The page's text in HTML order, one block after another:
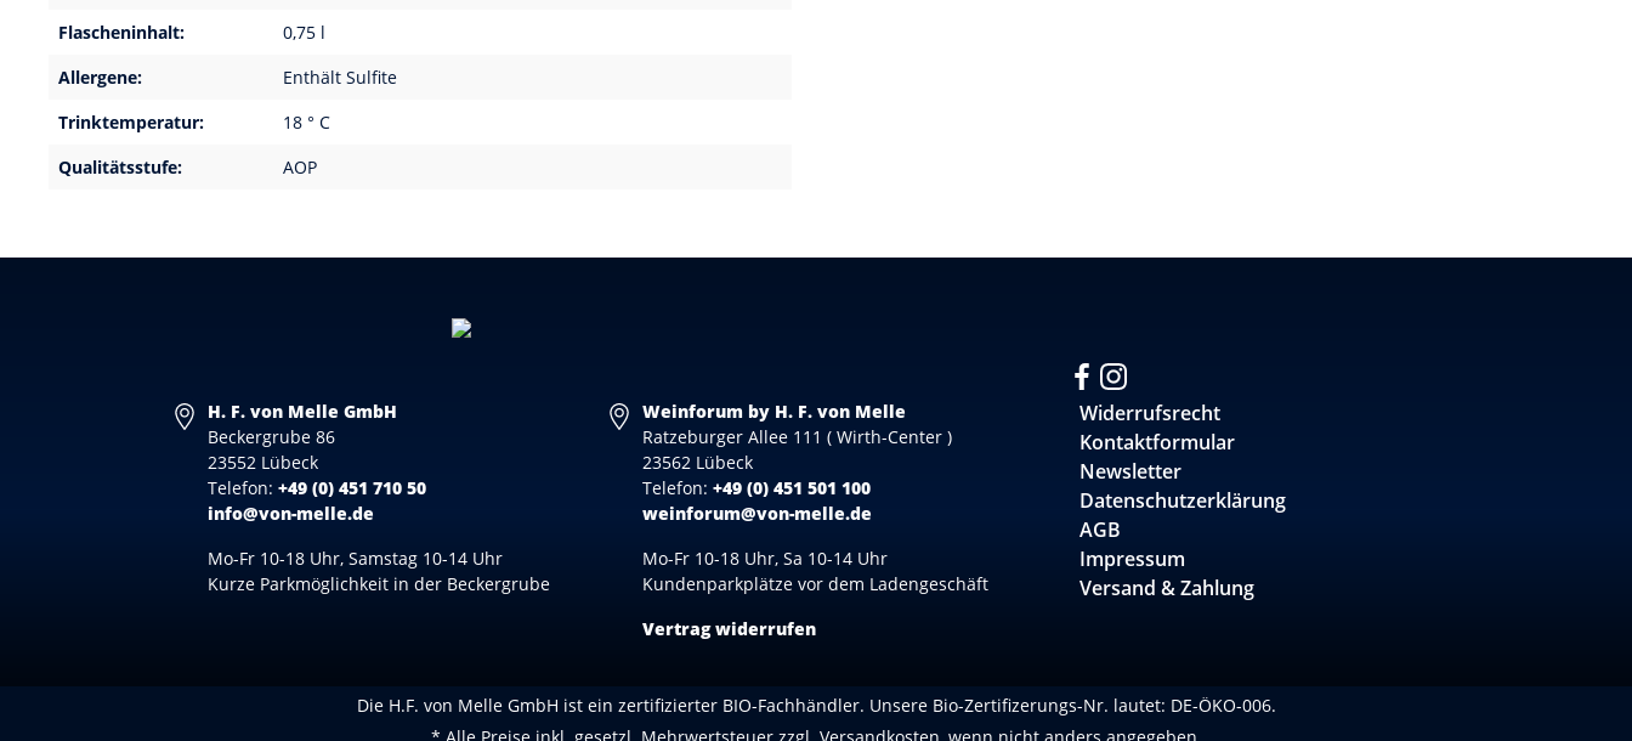
Flascheninhalt:
0,75 l
Allergene:
Enthält Sulfite
Trinktemperatur:
18 ° C
Qualitätsstufe:
AOP
H. F. von Melle GmbH
Beckergrube 86
23552 Lübeck
Telefon:+49 (0) 451 710 50
info@von-melle.de
Mo-Fr 10-18 Uhr, Samstag 10-14 Uhr
Kurze Parkmöglichkeit in der Beckergrube
Weinforum by H. F. von Melle
Ratzeburger Allee 111 ( Wirth-Center )
23562 Lübeck
Telefon: +49 (0) 451 501 100
weinforum@von-melle.de
Mo-Fr 10-18 Uhr, Sa 10-14 Uhr
Kundenparkplätze vor dem Ladengeschäft
Vertrag widerrufen
Widerrufsrecht
Kontaktformular
Newsletter
Datenschutzerklärung
AGB
Impressum
Versand & Zahlung
Die H.F. von Melle GmbH ist ein zertifizierter BIO-Fachhändler. Unsere Bio-Zertifizerungs-Nr. lautet: DE-ÖKO-006.